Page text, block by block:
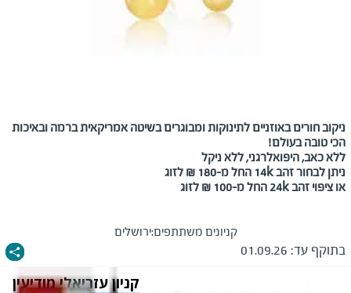
ניקוב חורים באוזניים לתינוקות ומבוגרים בשיטה אמריקאית ברמה ובאיכות
הכי טובה בעולם!
ללא כאב, היפואלרגני, ללא ניקל
ניתן לבחור זהב 14k החל מ-180 ₪ לזוג
או ציפוי זהב 24k החל מ-100 ₪ לזוג
קניונים משתתפים:ירושלים
בתוקף עד: 01.09.26
קניון עזריאלי מודיעין